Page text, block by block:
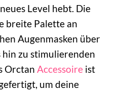
Level hebt. Die
breite Palette an
Augenmasken über
hin zu stimulierenden
Orctan Accessoire ist
um deine